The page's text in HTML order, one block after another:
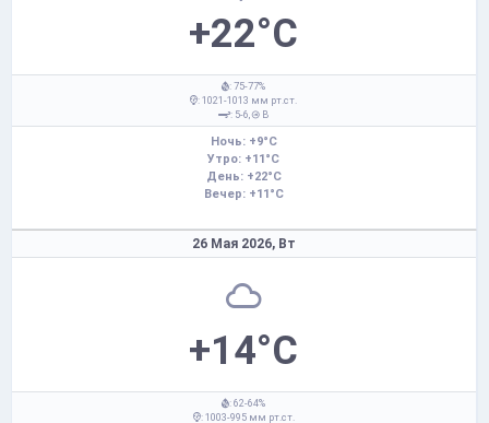
+22°C
: 75-77%
: 1021-1013 мм рт.ст.
: 5-6,
В
Ночь: +9°C
Утро: +11°C
День: +22°C
Вечер: +11°C
26 Мая 2026, Вт
+14°C
: 62-64%
: 1003-995 мм рт.ст.